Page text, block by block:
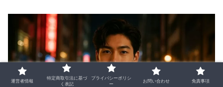
運営者情報
特定商取引法に基づ
く表記
プライバシーポリシ
ー
お問い合わせ 免責事項